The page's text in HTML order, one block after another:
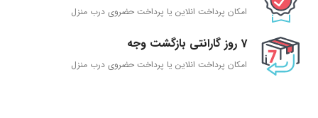
امکان پرداخت انلاین یا پرداخت حضروی درب منزل
7 روز گارانتی بازگشت وجه
امکان پرداخت انلاین یا پرداخت حضروی درب منزل